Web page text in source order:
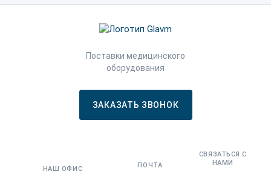
Поставки медицинского
оборудования
ЗАКАЗАТЬ ЗВОНОК
НАШ ОФИС ПОЧТА
СВЯЗАТЬСЯ С
НАМИ